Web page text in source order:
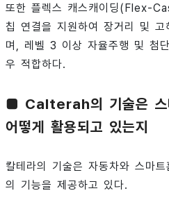
또한 플렉스 캐스캐이딩(Flex-
칩 연결을 지원하여 장거리 및
며, 레벨 3 이상 자율주행 및 첨
우 적합하다.
■ Calterah의 기술은 스
어떻게 활용되고 있는지
칼테라의 기술은 자동차와 스마
의 기능을 제공하고 있다.